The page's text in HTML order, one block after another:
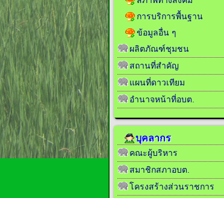
การบริการพื้นฐาน
ข้อมูลอื่น ๆ
ผลิตภัณฑ์ชุมชน
สถานที่สำคัญ
แผนที่ดาวเทียม
อำนาจหน้าที่อบต.
บุคลากร
คณะผู้บริหาร
สมาชิกสภาอบต.
โครงสร้างส่วนราชการ